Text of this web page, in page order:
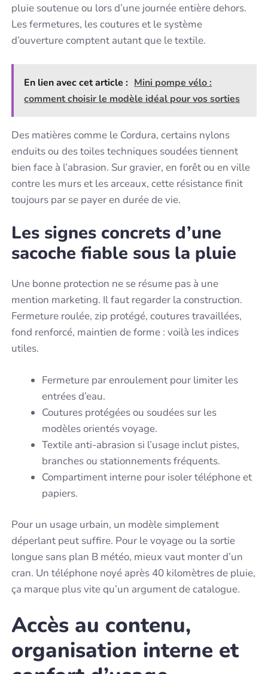
pluie soutenue ou lors d’une journée entière dehors.
Les fermetures, les coutures et le système
d’ouverture comptent autant que le textile.
En lien avec cet article : Mini pompe vélo :
comment choisir le modèle idéal pour vos sorties
Des matières comme le Cordura, certains nylons
enduits ou des toiles techniques soudées tiennent
bien face à l’abrasion. Sur gravier, en forêt ou en ville
contre les murs et les arceaux, cette résistance finit
toujours par se payer en durée de vie.
Les signes concrets d’une
sacoche fiable sous la pluie
Une bonne protection ne se résume pas à une
mention marketing. Il faut regarder la construction.
Fermeture roulée, zip protégé, coutures travaillées,
fond renforcé, maintien de forme : voilà les indices
utiles.
Fermeture par enroulement pour limiter les
entrées d’eau.
Coutures protégées ou soudées sur les
modèles orientés voyage.
Textile anti-abrasion si l’usage inclut pistes,
branches ou stationnements fréquents.
Compartiment interne pour isoler téléphone et
papiers.
Pour un usage urbain, un modèle simplement
déperlant peut suffire. Pour le voyage ou la sortie
longue sans plan B météo, mieux vaut monter d’un
cran. Un téléphone noyé après 40 kilomètres de pluie,
ça marque plus vite qu’un argument de catalogue.
Accès au contenu,
organisation interne et